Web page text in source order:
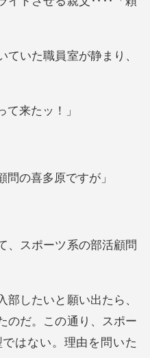
ていた職員室が静ま
問
、スポーツ系の
のだ。この通り、スポー